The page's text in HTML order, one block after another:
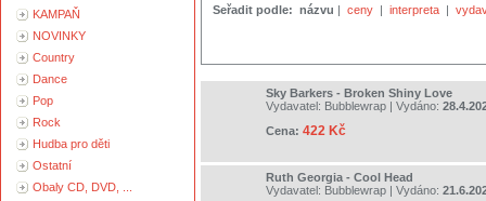
KAMPAŇ
NOVINKY
Country
Dance
Pop
Rock
Hudba pro děti
Ostatní
Obaly CD, DVD, ...
Seřadit podle: názvu | ceny | interpreta |
Sky Barkers - Broken Shiny Love
Vydavatel: Bubblewrap | Vydáno:
Cena: 422 Kč
Ruth Georgia - Cool Head
Vydavatel: Bubblewrap | Vydáno: